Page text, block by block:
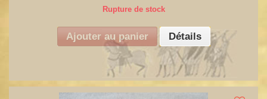
Rupture de stock
Ajouter au panier Détails